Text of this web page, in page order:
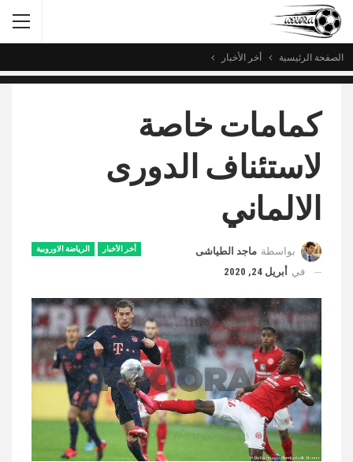
الصفحة الرئيسية أخر الأخبار
كمامات خاصة
لاستئناف الدورى
الالماني
أخر الأخبار الرياضة الاوروبية بواسطة ماجد الطياشى
في أبريل 24, 2020